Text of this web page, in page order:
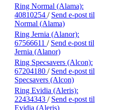
Ring Normal (Alama):
40810254 / Send e-post til
Normal (Alama)
Ring Jernia (Alanor):
67566611 / Send e-post til
Jernia (Alanor)
Ring Specsavers (Alcon):
67204180 / Send e-post til
Specsavers (Alcon)
Ring Evidia (Aleris):
22434343 / Send e-post til
Evidia (Aleris)